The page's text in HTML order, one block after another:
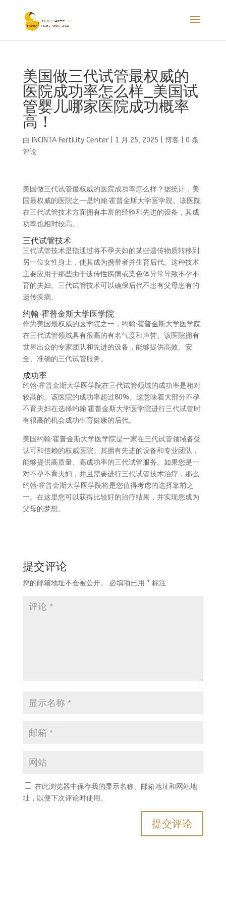
美国做三代试管最权威的
医院成功率怎么样_美国试
管婴儿哪家医院成功概率
高！
由 INCINTA Fertility Center| 1 月 25, 2025 博客
0 条
评论
美国做三代试管最权威的医院成功率怎么样？据统计，美
国最权威的医院之一是约翰·霍普金斯大学医学院。该医院
在三代试管技术方面拥有丰富的经验和先进的设备，其成
功率也相对较高。
三代试管技术
三代试管技术是指通过将不孕夫妇的某些遗传物质转移到
另一位女性身上，使其成为携带者并生育后代。这种技术
主要应用于那些由于遗传性疾病或染色体异常导致不孕不
育的夫妇。三代试管技术可以确保后代不患有父母患有的
遗传疾病。
约翰·霍普金斯大学医学院
作为美国最权威的医学院之一，约翰·霍普金斯大学医学院
在三代试管领域具有很高的有名气度和声誉。该医院拥有
世界出众的专家团队和先进的设备，能够提供高效、安
全、准确的三代试管服务。
成功率
约翰·霍普金斯大学医学院在三代试管领域的成功率是相对
较高的。该医院的成功率超过80%。这意味着大部分不孕
不育夫妇在选择约翰·霍普金斯大学医学院进行三代试管时
有很高的机会成功生育健康的后代。
美国约翰·霍普金斯大学医学院是一家在三代试管领域备受
认可和信赖的权威医院。其拥有先进的设备和专业团队，
能够提供高质量、高成功率的三代试管服务。如果您是一
对不孕不育夫妇，并且需要进行三代试管技术治疗，那么
约翰·霍普金斯大学医学院将是您值得考虑的选择靠前之
一。在这里您可以获得比较好的治疗结果，并实现您成为
父母的梦想。
提交评论
您的邮箱地址不会被公开。 必填项已用 *标注
在此浏览器中保存我的显示名称、邮箱地址和网站地
址，以便下次评论时使用。